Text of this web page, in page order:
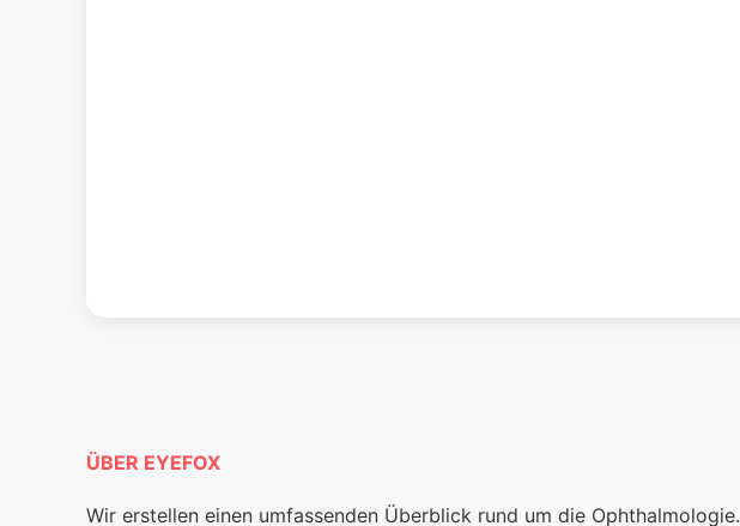
ÜBER EYEFOX
Wir erstellen einen umfassenden Überblick rund um die Ophthalmologie.